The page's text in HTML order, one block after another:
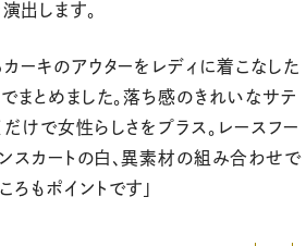
出します。
カーキのアウターをレディに着こなした
でまとめました。落ち感のきれいなサテ
だけで女性らしさをプラス。レースフー
スカートの白、異素材の組み合わせで
ろもポイントです」